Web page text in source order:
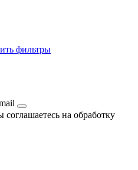
фильтры
на обработку